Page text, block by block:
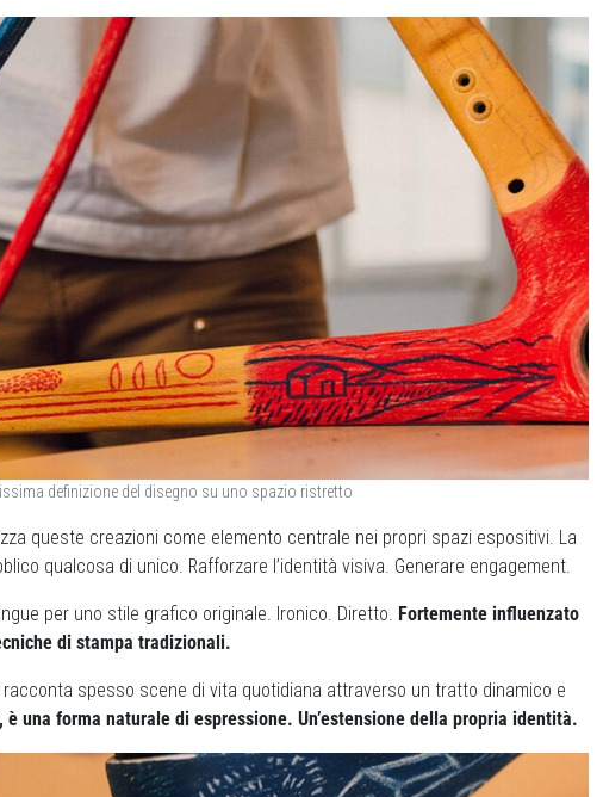
definizione del disegno su uno spazio ristretto
queste creazioni come elemento centrale nei propri spazi espositivi. La
qualcosa di unico. Rafforzare l’identità visiva. Generare engagement.
per uno stile grafico originale. Ironico. Diretto. Fortemente influenzato
di stampa tradizionali.
racconta spesso scene di vita quotidiana attraverso un tratto dinamico e
è una forma naturale di espressione. Un’estensione della propria identità.